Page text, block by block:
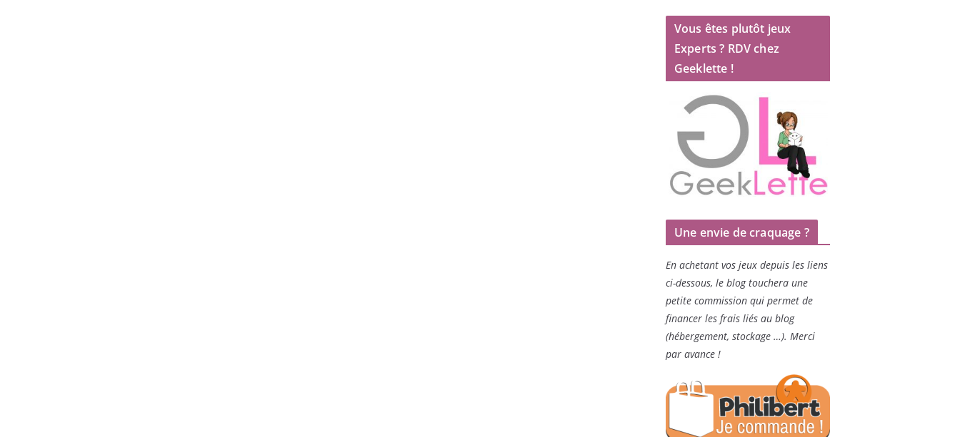
Vous êtes plutôt jeux
Experts ? RDV chez
Geeklette !
Une envie de craquage ?
En achetant vos jeux depuis les liens
ci-dessous, le blog touchera une
petite commission qui permet de
financer les frais liés au blog
(hébergement, stockage …). Merci
par avance !